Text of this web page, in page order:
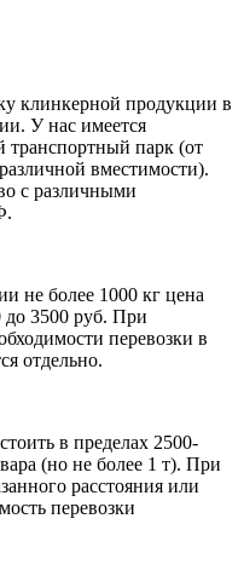
клинкерной продукции в
У нас имеется
транспортный парк (от
вместимости).
с различными
не более 1000 кг цена
до 3500 руб. При
перевозки в
отдельно.
в пределах 2500-
(но не более 1 т). При
расстояния или
перевозки